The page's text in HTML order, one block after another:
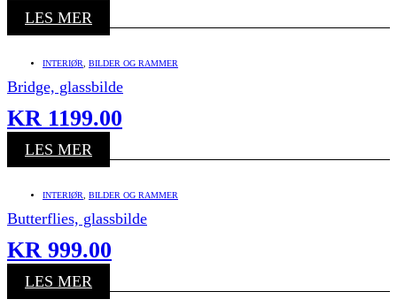
LES MER
INTERIØR BILDER OG RAMMER
Bridge, glassbilde
KR 1199.00
LES MER
INTERIØR BILDER OG RAMMER
Butterflies, glassbilde
KR 999.00
LES MER